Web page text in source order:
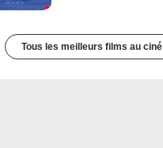
Tous les meilleurs films au ciné